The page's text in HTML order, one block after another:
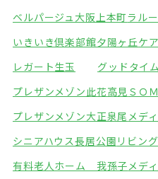
ベルパージュ大阪上本町ラル
いきいき倶楽部館夕陽ヶ丘ケ
レガート生玉
グッドタ
プレザンメゾン此花高見 ＳＯ
プレザンメゾン大正泉尾 メデ
シニアハウス長居公園 リビン
有料老人ホーム 我孫子 メデ